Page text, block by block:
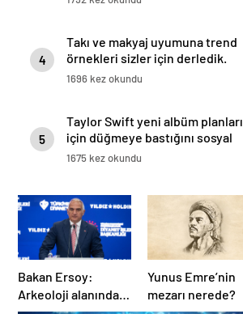
4
Takı ve makyaj uyumuna trend
örnekleri sizler için derledik.
1696 kez okundu
5
Taylor Swift yeni albüm planları
için düğmeye bastığını sosyal
medyadan duyurdu!
1675 kez okundu
Bakan Ersoy:
Arkeoloji alanında
Yunus Emre’nin
mezarı nerede?